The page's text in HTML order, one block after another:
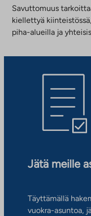
Savuttomuus
kiellettyä
piha-alueilla ja
Jätä meille
Täyttämällä
vuokra-asuntoa,